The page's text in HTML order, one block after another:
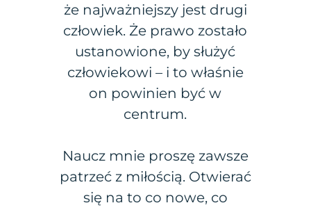
że najważniejszy jest drugi
człowiek. Że prawo zostało
ustanowione, by służyć
człowiekowi – i to właśnie
on powinien być w
centrum.
Naucz mnie proszę zawsze
patrzeć z miłością. Otwierać
się na to co nowe, co